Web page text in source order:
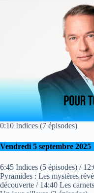
0:10 Indices (7 épisodes)
Vendredi 5 septembre 2025
6:45 Indices (5 épisodes) /
Pyramides : Les mystères
découverte / 14:40 Les